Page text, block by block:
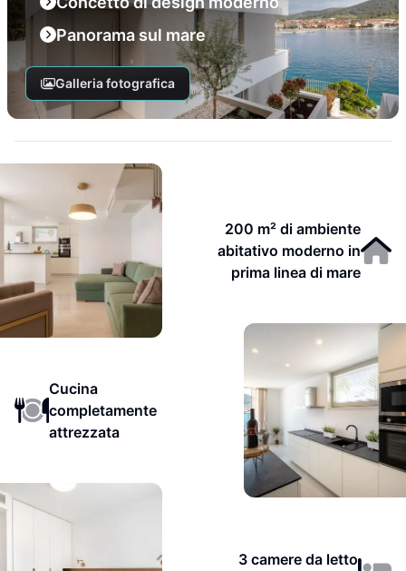
Panorama sul mare
Galleria fotografica
200 m² di ambiente
abitativo moderno in
prima linea di mare
Cucina
completamente
attrezzata
3 camere da letto